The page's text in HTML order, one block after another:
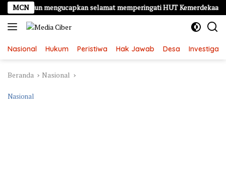
Langsung
ke
konten
MCNmengucapkan selamat memperingati HUT Kemerdekaan RI Ke
Nasional Hukum Peristiwa Hak Jawab Desa Investigasi
Beranda Nasional
Nasional